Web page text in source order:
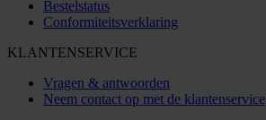
Bestelstatus
Conformiteitsverklaring
KLANTENSERVICE
Vragen & antwoorden
Neem contact op met de klantenservice